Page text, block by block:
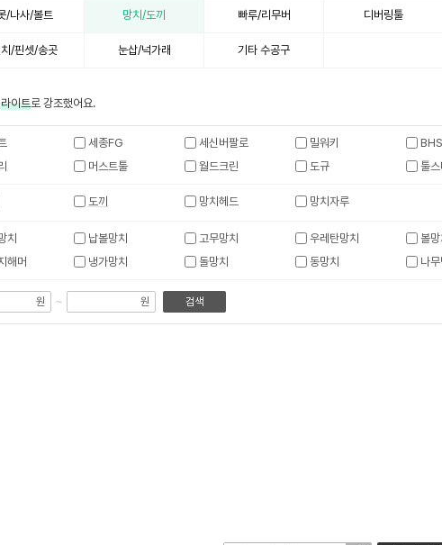
/나사/볼트 망치/도끼 빠루/리무버 디버링툴
/핀셋/송곳 눈삽/넉가래 기타 수공구
이트로 강조했어요.
세종FG 세신버팔로 밀워키
BHS
머스트툴 월드크린 도규 툴
도끼 망치헤드 망치자루
치 납볼망치 고무망치 우레탄망치
볼망
해머
냉가망치 돌망치 동망치 나무
원 ~ 원 검색